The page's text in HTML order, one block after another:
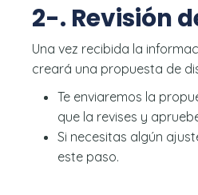
2-. Revisión
Una vez recibida la
creará una propuesta de
Te enviaremos la
que la revises y
Si necesitas algún
este paso.